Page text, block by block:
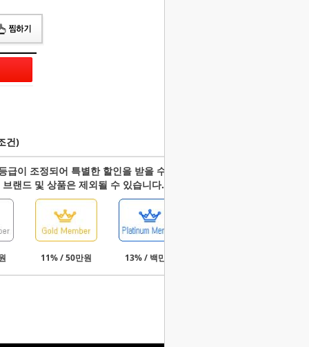
건)
급이 조정되어 특별한 할인을 받을 수 있습니다.
랜드 및 상품은 제외될 수 있습니다.
11% / 50만원 13% / 백만원